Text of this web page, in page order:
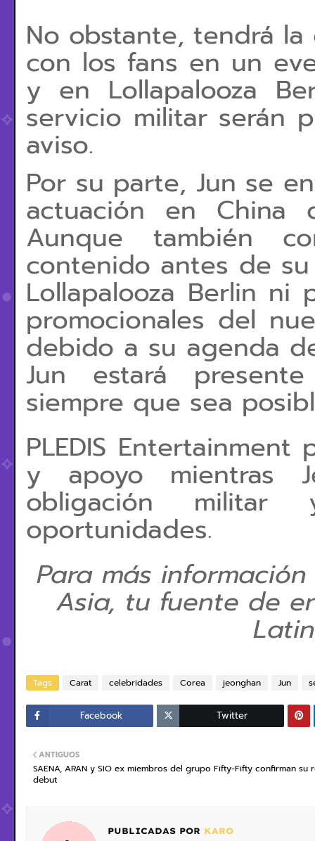
No obstante, tendrá
con los fans en un
y en Lollapalooza
servicio militar serán
aviso.
Por su parte, Jun se
actuación en China
Aunque también
contenido antes de
Lollapalooza Berlin ni
promocionales del
debido a su agenda
Jun estará
siempre que sea
PLEDIS
y apoyo mientras
obligación
oportunidades.
Para más
Asia, tu fuente de
Tags Carat celebridades Corea jeonghan Jun
Facebook Twitter
ANTIGUOS
SAENA, ARAN y SIO ex miembros del grupo Fifty-Fifty confirman su
debut
PUBLICADAS POR KARO